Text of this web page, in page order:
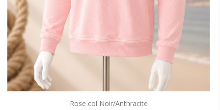
Rose col Noir/Anthracite